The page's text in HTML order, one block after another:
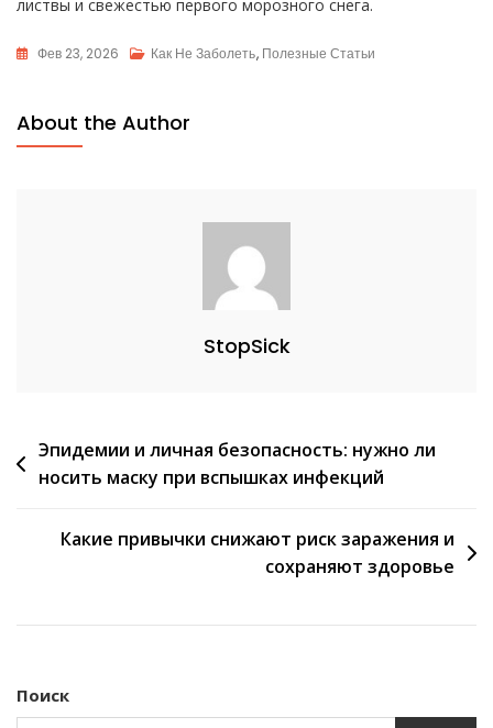
листвы и свежестью первого морозного снега.
Фев 23, 2026 Как Не Заболеть, Полезные Статьи
About the Author
StopSick
Навигация
по
Эпидемии и личная безопасность: нужно ли
носить маску при вспышках инфекций
Какие привычки снижают риск заражения и
сохраняют здоровье
Поиск